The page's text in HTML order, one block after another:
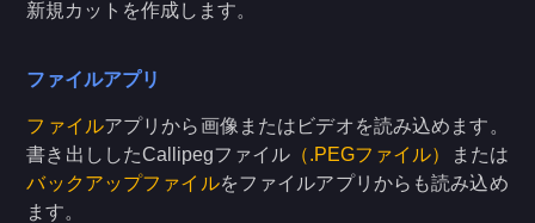
新規カットを作成します。
ファイルアプリ
ファイルアプリから画像またはビデオを読み込めます。
書き出ししたCallipegファイル （.PEGファイル）
または
バックアップファイルをファイルアプリからも読み込め
ます。